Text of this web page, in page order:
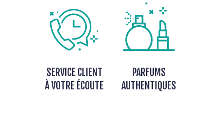
SERVICE CLIENT
À VOTRE ÉCOUTE
PARFUMS
AUTHENTIQUES